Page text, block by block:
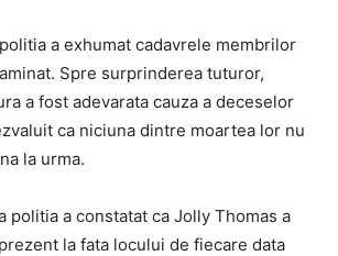
a exhumat cadavrele membrilor
Spre surprinderea tuturor,
a fost adevarata cauza a deceselor
ca niciuna dintre moartea lor nu
la urma.
politia a constatat ca Jolly Thomas a
la fata locului de fiecare data